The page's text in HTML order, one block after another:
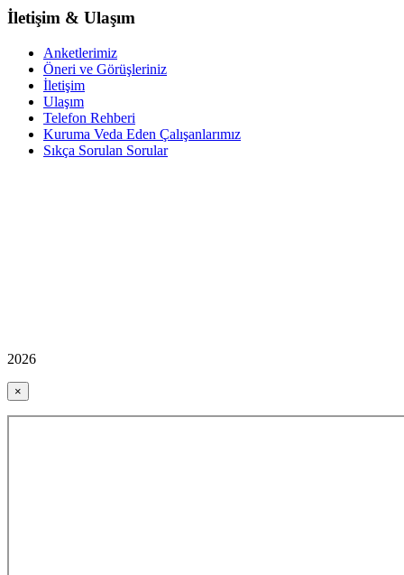
İletişim & Ulaşım
Anketlerimiz
Öneri ve Görüşleriniz
İletişim
Ulaşım
Telefon Rehberi
Kuruma Veda Eden Çalışanlarımız
Sıkça Sorulan Sorular
2026
×